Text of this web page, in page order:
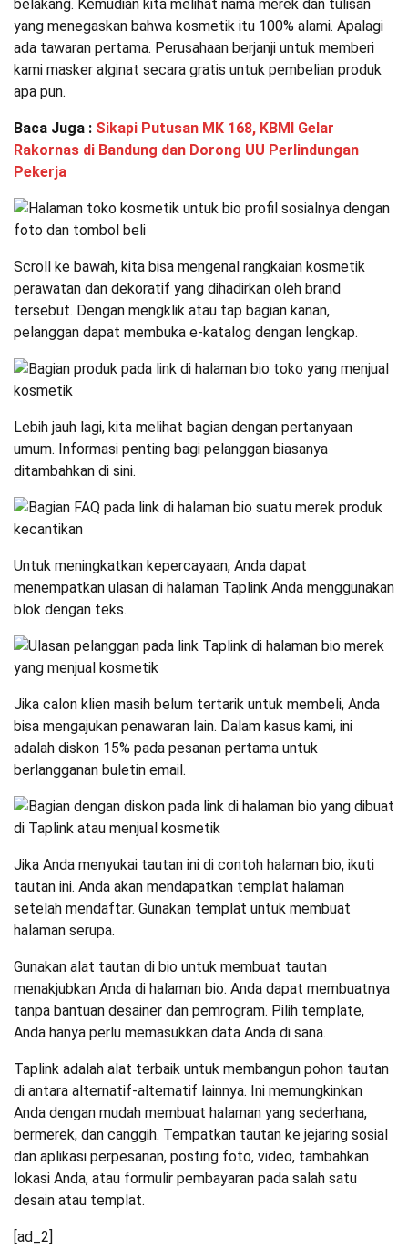
belakang. Kemudian kita melihat nama merek dan tulisan
yang menegaskan bahwa kosmetik itu 100% alami. Apalagi
ada tawaran pertama. Perusahaan berjanji untuk memberi
kami masker alginat secara gratis untuk pembelian produk
apa pun.
Baca Juga : Sikapi Putusan MK 168, KBMI Gelar
Rakornas di Bandung dan Dorong UU Perlindungan
Pekerja
Scroll ke bawah, kita bisa mengenal rangkaian kosmetik
perawatan dan dekoratif yang dihadirkan oleh brand
tersebut. Dengan mengklik atau tap bagian kanan,
pelanggan dapat membuka e-katalog dengan lengkap.
Lebih jauh lagi, kita melihat bagian dengan pertanyaan
umum. Informasi penting bagi pelanggan biasanya
ditambahkan di sini.
Untuk meningkatkan kepercayaan, Anda dapat
menempatkan ulasan di halaman Taplink Anda menggunakan
blok dengan teks.
Jika calon klien masih belum tertarik untuk membeli, Anda
bisa mengajukan penawaran lain. Dalam kasus kami, ini
adalah diskon 15% pada pesanan pertama untuk
berlangganan buletin email.
Jika Anda menyukai tautan ini di contoh halaman bio, ikuti
tautan ini. Anda akan mendapatkan templat halaman
setelah mendaftar. Gunakan templat untuk membuat
halaman serupa.
Gunakan alat tautan di bio untuk membuat tautan
menakjubkan Anda di halaman bio. Anda dapat membuatnya
tanpa bantuan desainer dan pemrogram. Pilih template,
Anda hanya perlu memasukkan data Anda di sana.
Taplink adalah alat terbaik untuk membangun pohon tautan
di antara alternatif-alternatif lainnya. Ini memungkinkan
Anda dengan mudah membuat halaman yang sederhana,
bermerek, dan canggih. Tempatkan tautan ke jejaring sosial
dan aplikasi perpesanan, posting foto, video, tambahkan
lokasi Anda, atau formulir pembayaran pada salah satu
desain atau templat.
[ad_2]